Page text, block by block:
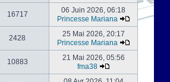
16717
06 Juin 2026, 06:18
Princesse Mariana
2428
25 Mai 2026, 20:17
Princesse Mariana
10883
21 Mai 2026, 05:56
fma38